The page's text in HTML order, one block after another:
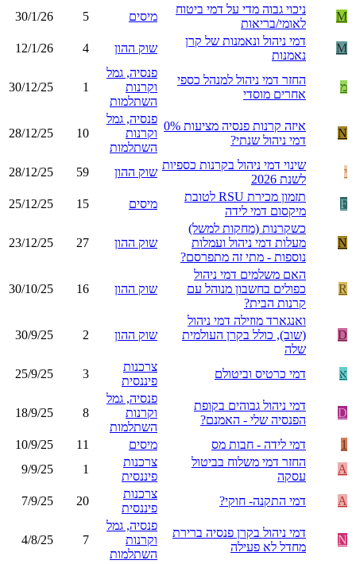
M
ניכוי גבוה מדי על דמי ביטוח
לאומי/בריאות
מיסים 5
30/1/26
M
דמי ניהול ונאמנות של קרן
נאמנות
שוק ההון 4
12/1/26
מ
החזר דמי ניהול למנהל כספי
אחרים מוסדי
פנסיה, גמל
וקרנות
השתלמות
1
30/12/25
N
איזה קרנות פנסיה מציעות 0%
דמי ניהול שנתי?
פנסיה, גמל
וקרנות
השתלמות
10
28/12/25
י
שינוי דמי ניהול בקרנות כספיות
לשנת 2026
שוק ההון 59
28/12/25
F
תזמון מכירת RSU לטובת
מיקסום דמי לידה
מיסים 15
25/12/25
N
כשקרנות (מחקות למשל)
מעלות דמי ניהול ועמלות
נוספות - מתי זה מתפרסם?
שוק ההון 27
23/12/25
R
האם משלמים דמי ניהול
כפולים בחשבון מנוהל עם
קרנות הבית?
שוק ההון 16
30/10/25
D
ואנגארד מוזילה דמי ניהול
(שוב), כולל בקרן העולמית
שלה
שוק ההון 2
30/9/25
א דמי כרטיס וביטולם
צרכנות
פיננסית
3
25/9/25
D
דמי ניהול גבוהים בקופת
הפנסיה שלי - האמנם?
פנסיה, גמל
וקרנות
השתלמות
8
18/9/25
1 דמי לידה - חבות מס מיסים 11
10/9/25
A
החזר דמי משלוח בביטול
עסקה
צרכנות
פיננסית
1
9/9/25
A דמי התקנה- חוקי?
צרכנות
פיננסית
20
7/9/25
N
דמי ניהול בקרן פנסיה ברירת
מחדל לא פעילה
פנסיה, גמל
וקרנות
השתלמות
7
4/8/25